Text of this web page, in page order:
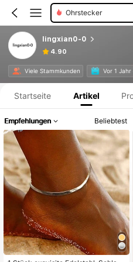
Perlenketten
lingxian0-0
4.90
Viele Stammkunden Vor 1
Produktinformation: Preisangabe,
Startseite Artikel
Empfehlungen Beliebtest